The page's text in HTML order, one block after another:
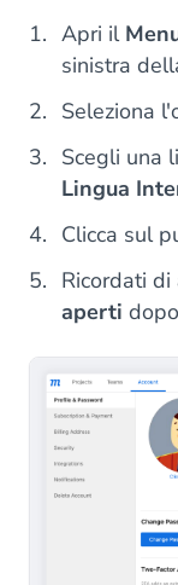
Apri il
sinistra
Seleziona
Scegli una
Lingua
Clicca sul
Ricordati di
aperti